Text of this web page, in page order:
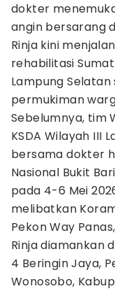
dokter
angin bersarang
Rinja kini
rehabilitasi
Lampung
permukiman
Sebelumnya, tim
KSDA Wilayah III
bersama dokter
Nasional Bukit
pada 4-6 Mei
melibatkan
Pekon Way
Rinja diamankan
4 Beringin Jaya,
Wonosobo,